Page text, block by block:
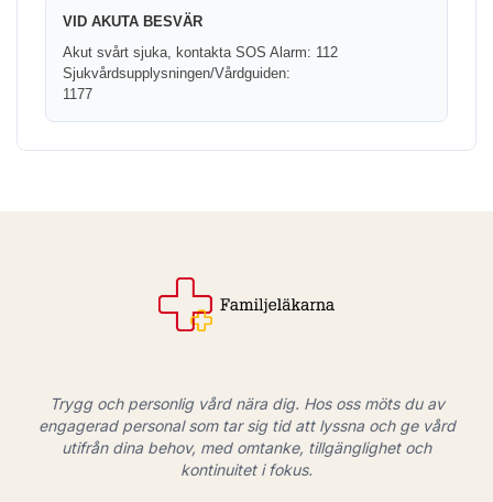
VID AKUTA BESVÄR
Akut svårt sjuka, kontakta SOS Alarm: 112
Sjukvårdsupplysningen/Vårdguiden:
1177
Trygg och personlig vård nära dig. Hos oss möts du av
engagerad personal som tar sig tid att lyssna och ge vård
utifrån dina behov, med omtanke, tillgänglighet och
kontinuitet i fokus.